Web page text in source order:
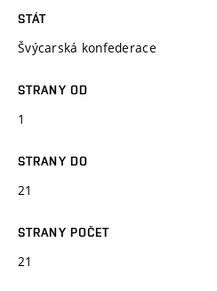
STÁT
Švýcarská konfederace
STRANY OD
1
STRANY DO
21
STRANY POČET
21